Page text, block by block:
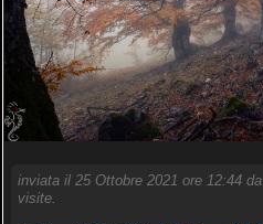
inviata il 25 Ottobre 2021 ore 12:44 da
visite.